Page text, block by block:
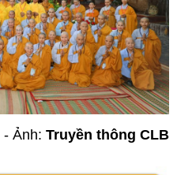
- Ảnh: Truyền thông CLB